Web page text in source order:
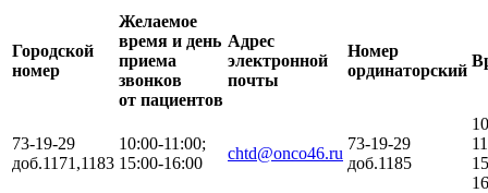
Городской
номер
Желаемое
время и день
приема
звонков
от пациентов
Адрес
электронной
почты
Номер
ординаторский
73-19-29
доб.1171,1183
10:00-11:00;
15:00-16:00
chtd@onco46.ru
73-19-29
доб.1185